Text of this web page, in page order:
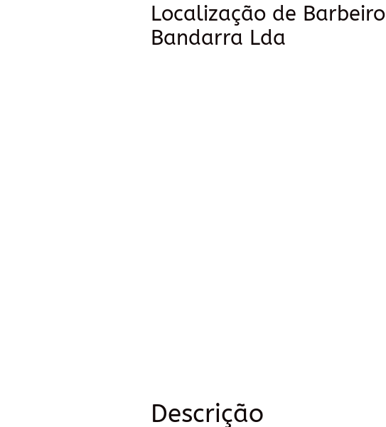
Localização de Barbeiro
Bandarra Lda
Descrição